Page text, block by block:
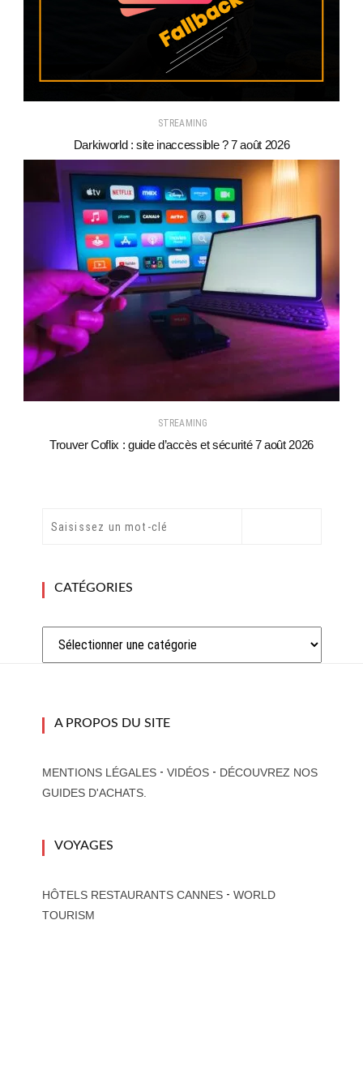
STREAMING
Darkiworld : site inaccessible ? 7 août 2026
STREAMING
Trouver Coflix : guide d’accès et sécurité 7 août 2026
CATÉGORIES
A PROPOS DU SITE
MENTIONS LÉGALES- VIDÉOS- DÉCOUVREZ NOS
GUIDES D'ACHATS.
VOYAGES
HÔTELS RESTAURANTS CANNES- WORLD
TOURISM